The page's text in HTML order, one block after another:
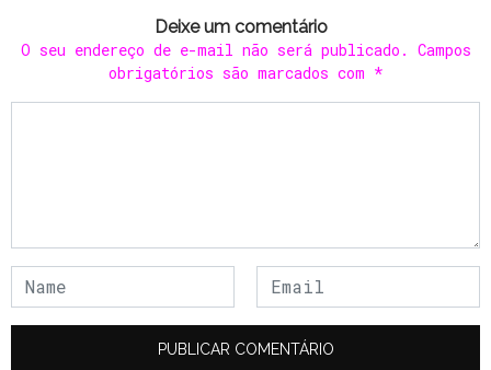
Deixe um comentário
O seu endereço de e-mail não será publicado. Campos
obrigatórios são marcados com *